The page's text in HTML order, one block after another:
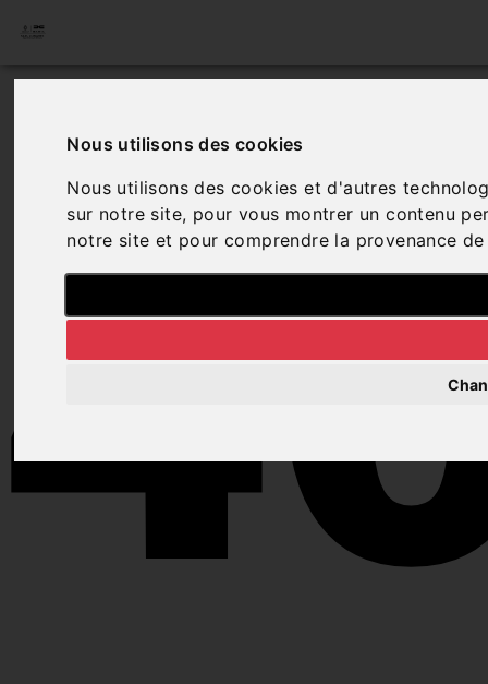
Nous utilisons des cookies
Nous utilisons des cookies et d'autres
sur notre site, pour vous montrer un contenu
notre site et pour comprendre la provenance